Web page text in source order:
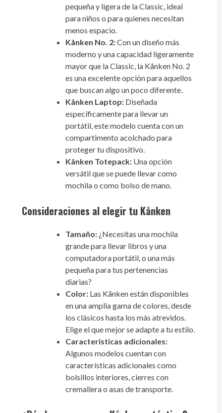
pequeña y ligera de la Classic, ideal
para niños o para quienes necesitan
menos espacio.
Kånken No. 2:Con un diseño más
moderno y una capacidad ligeramente
mayor que la Classic, la Kånken No. 2
es una excelente opción para aquellos
que buscan algo un poco diferente.
Kånken Laptop:Diseñada
específicamente para llevar un
portátil, este modelo cuenta con un
compartimento acolchado para
proteger tu dispositivo.
Kånken Totepack:Una opción
versátil que se puede llevar como
mochila o como bolso de mano.
Consideraciones al elegir tu Kånken
Tamaño:¿Necesitas una mochila
grande para llevar libros y una
computadora portátil, o una más
pequeña para tus pertenencias
diarias?
Color:Las Kånken están disponibles
en una amplia gama de colores, desde
los clásicos hasta los más atrevidos.
Elige el que mejor se adapte a tu estilo.
Características adicionales:
Algunos modelos cuentan con
características adicionales como
bolsillos interiores, cierres con
cremallera o asas de transporte.